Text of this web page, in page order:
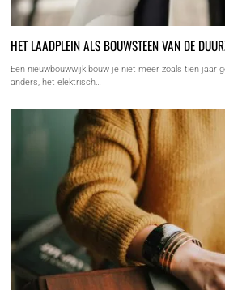
HET LAADPLEIN ALS BOUWSTEEN VAN DE
Een nieuwbouwwijk bouw je niet meer zoals tien jaar
anders, het elektrisch…